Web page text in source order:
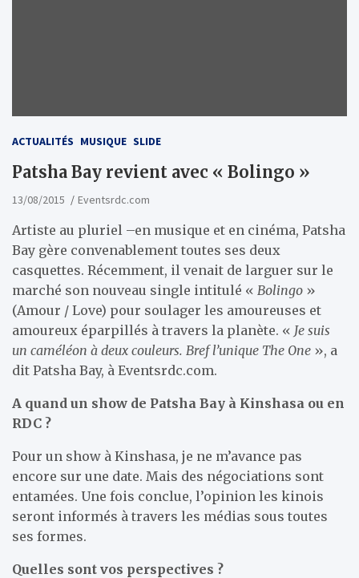
ACTUALITÉS MUSIQUE SLIDE
Patsha Bay revient avec « Bolingo »
13/08/2015 Eventsrdc.com
Artiste au pluriel –en musique et en cinéma, Patsha
Bay gère convenablement toutes ses deux
casquettes. Récemment, il venait de larguer sur le
marché son nouveau single intitulé « Bolingo »
(Amour / Love) pour soulager les amoureuses et
amoureux éparpillés à travers la planète. « Je suis
un caméléon à deux couleurs. Bref l’unique The One », a
dit Patsha Bay, à Eventsrdc.com.
A quand un show de Patsha Bay à Kinshasa ou en
RDC ?
Pour un show à Kinshasa, je ne m’avance pas
encore sur une date. Mais des négociations sont
entamées. Une fois conclue, l’opinion les kinois
seront informés à travers les médias sous toutes
ses formes.
Quelles sont vos perspectives ?